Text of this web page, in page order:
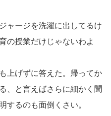
ャージを洗濯に出してるけ
の授業だけじゃないわよ
上げずに答えた。帰ってか
、と言えばさらに細かく聞
するのも面倒くさい。